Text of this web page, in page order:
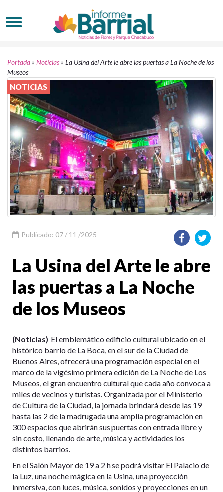
Portada »Noticias »La Usina del Arte le abre las puertas a La Noche de los
Museos
NOTICIAS
Publicado: 07 / 11 /2025
La Usina del Arte le abre
las puertas a La Noche
de los Museos
(Noticias) El emblemático edificio cultural ubicado en el
histórico barrio de La Boca, en el sur de la Ciudad de
Buenos Aires, ofrecerá una programación especial en el
marco de la vigésimo primera edición de La Noche de Los
Museos, el gran encuentro cultural que cada año convoca a
miles de vecinos y turistas. Organizada por el Ministerio
de Cultura de la Ciudad, la jornada brindará desde las 19
hasta las 2 de la madrugada una amplia programación en
300 espacios que abrirán sus puertas con entrada libre y
sin costo, llenando de arte, música y actividades los
distintos barrios.
En el Salón Mayor de 19 a 2 h se podrá visitar El Palacio de
la Luz, una noche mágica en la Usina, una proyección
inmersiva, con luces, música, sonidos y proyecciones en un